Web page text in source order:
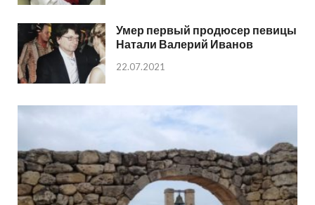
Умер первый продюсер певицы
Натали Валерий Иванов
22.07.2021